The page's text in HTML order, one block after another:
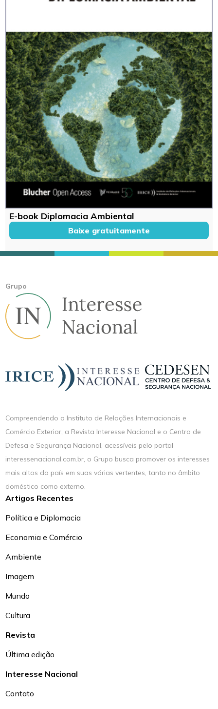
E-book Diplomacia Ambiental
Baixe gratuitamente
Grupo
Compreendendo o Instituto de Relações Internacionais e
Comércio Exterior, a Revista Interesse Nacional e o Centro de
Defesa e Segurança Nacional, acessíveis pelo portal
interessenacional.com.br, o Grupo busca promover os interesses
mais altos do país em suas várias vertentes, tanto no âmbito
doméstico como externo.
Artigos Recentes
Política e Diplomacia
Economia e Comércio
Ambiente
Imagem
Mundo
Cultura
Revista
Última edição
Interesse Nacional
Contato